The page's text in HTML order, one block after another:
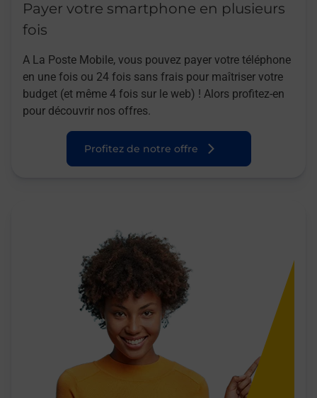
Payer votre smartphone en plusieurs
fois
A La Poste Mobile, vous pouvez payer votre téléphone
en une fois ou 24 fois sans frais pour maîtriser votre
budget (et même 4 fois sur le web) ! Alors profitez-en
pour découvrir nos offres.
Profitez de notre offre